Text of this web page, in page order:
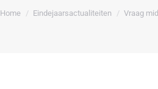
Je bent hier:
Home Eindejaarsactualiteiten Vraag